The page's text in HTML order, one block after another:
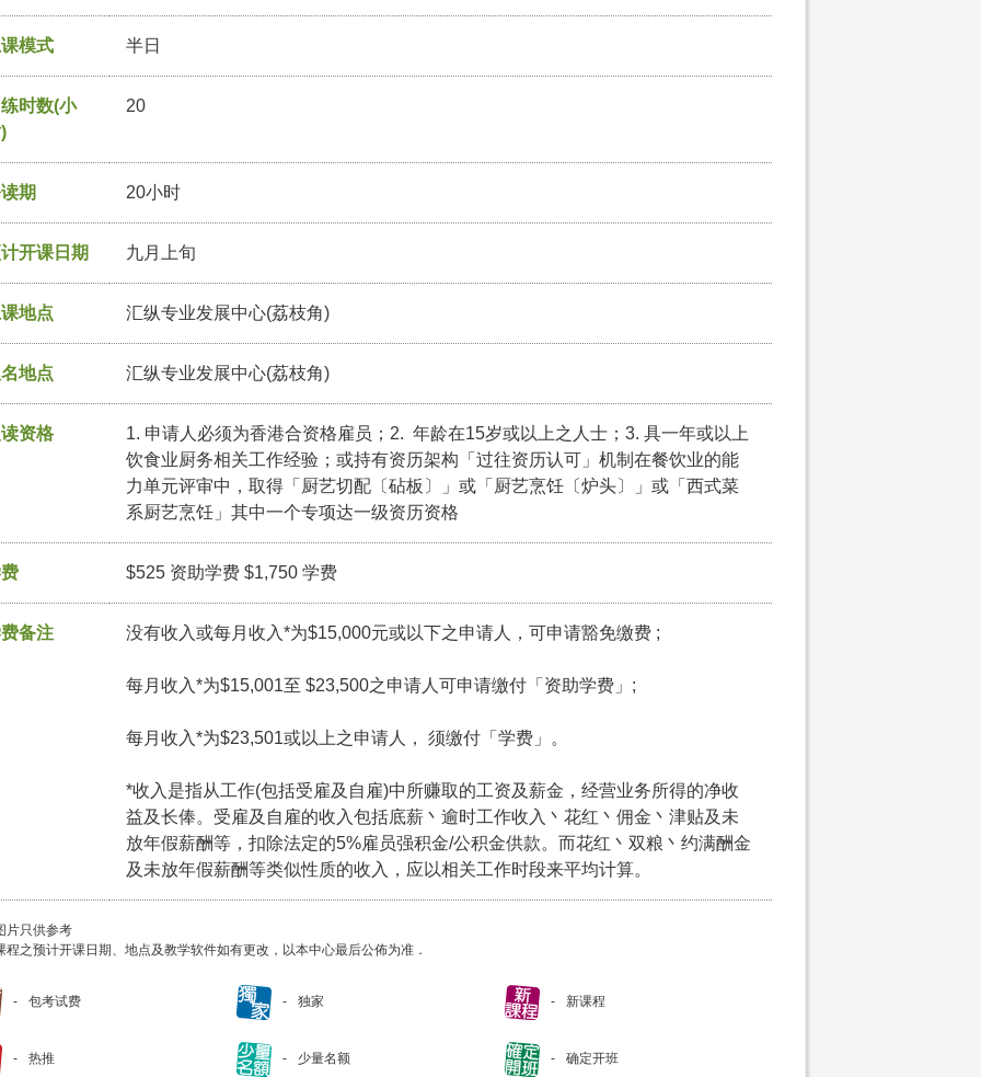
模式 半日
时数(小
20
期 20小时
开课日期 九月上旬
地点 汇纵专业发展中心(荔枝角)
地点 汇纵专业发展中心(荔枝角)
资格
1. 申请人必须为香港合资格雇员；2. 年龄在15岁或以上之人士；3. 具一年或以上
饮食业厨务相关工作经验；或持有资历架构「过往资历认可」机制在餐饮业的能
力单元评审中，取得「厨艺切配〔砧板〕」或「厨艺烹饪〔炉头〕」或「西式菜
系厨艺烹饪」其中一个专项达一级资历资格
$525 资助学费 $1,750 学费
备注 没有收入或每月收入*为$15,000元或以下之申请人，可申请豁免缴费 ;
每月收入*为$15,001至 $23,500之申请人可申请缴付「资助学费」;
每月收入*为$23,501或以上之申请人， 须缴付「学费」。
*收入是指从工作(包括受雇及自雇)中所赚取的工资及薪金，经营业务所得的净收
益及长俸。受雇及自雇的收入包括底薪丶逾时工作收入丶花红丶佣金丶津贴及未
放年假薪酬等，扣除法定的5%雇员强积金/公积金供款。而花红丶双粮丶约满酬金
及未放年假薪酬等类似性质的收入，应以相关工作时段来平均计算。
片只供参考
程之预计开课日期、地点及教学软件如有更改，以本中心最后公佈为准．
包考试费 独家 新课程
热推 少量名额 确定开班